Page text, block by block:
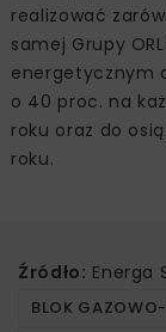
realizować
samej Grupy
energetycznym
o 40 proc. na
roku oraz do
roku.
Źródło: Energa
BLOK